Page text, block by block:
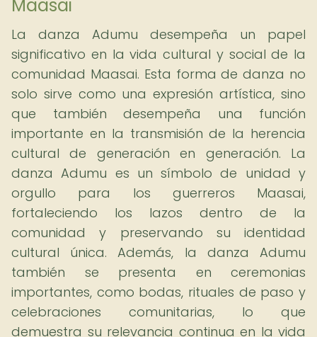
Maasai
La danza Adumu desempeña un papel
significativo en la vida cultural y social de la
comunidad Maasai. Esta forma de danza no
solo sirve como una expresión artística, sino
que también desempeña una función
importante en la transmisión de la herencia
cultural de generación en generación. La
danza Adumu es un símbolo de unidad y
orgullo para los guerreros Maasai,
fortaleciendo los lazos dentro de la
comunidad y preservando su identidad
cultural única. Además, la danza Adumu
también se presenta en ceremonias
importantes, como bodas, rituales de paso y
celebraciones comunitarias, lo que
demuestra su relevancia continua en la vida